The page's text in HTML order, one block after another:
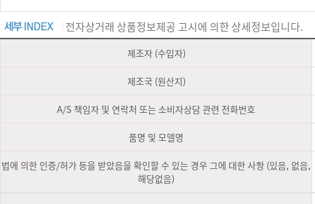
전자상거래 상품정보제공 고시에 의한 상세정보입니다.
제조자 (수입자)
제조국 (원산지)
A/S 책임자 및 연락처 또는 소비자상담 관련 전화번호
품명 및 모델명
법에 의한 인증/허가 등을 받았음을 확인할 수 있는 경우 그에 대한 사항 (있음, 없음,
해당없음)